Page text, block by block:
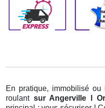
En pratique, immobilisé
roulant sur Angerville l